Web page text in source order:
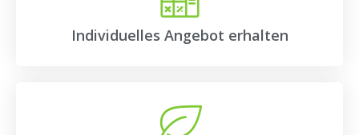
Individuelles Angebot erhalten